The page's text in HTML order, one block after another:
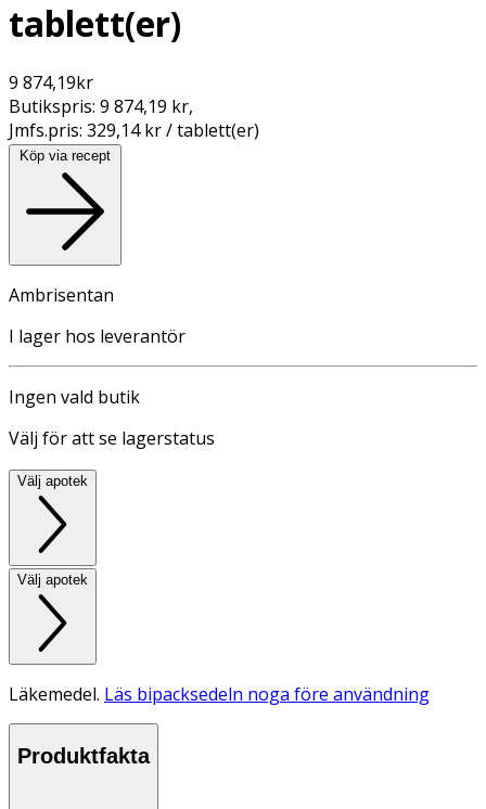
tablett(er)
9 874,19kr
Butikspris: 9 874,19 kr,
Jmfs.pris: 329,14 kr / tablett(er)
Köp via recept
Ambrisentan
I lager hos leverantör
Ingen vald butik
Välj för att se lagerstatus
Välj apotek
Välj apotek
Läkemedel. Läs bipacksedeln noga före användning
Produktfakta